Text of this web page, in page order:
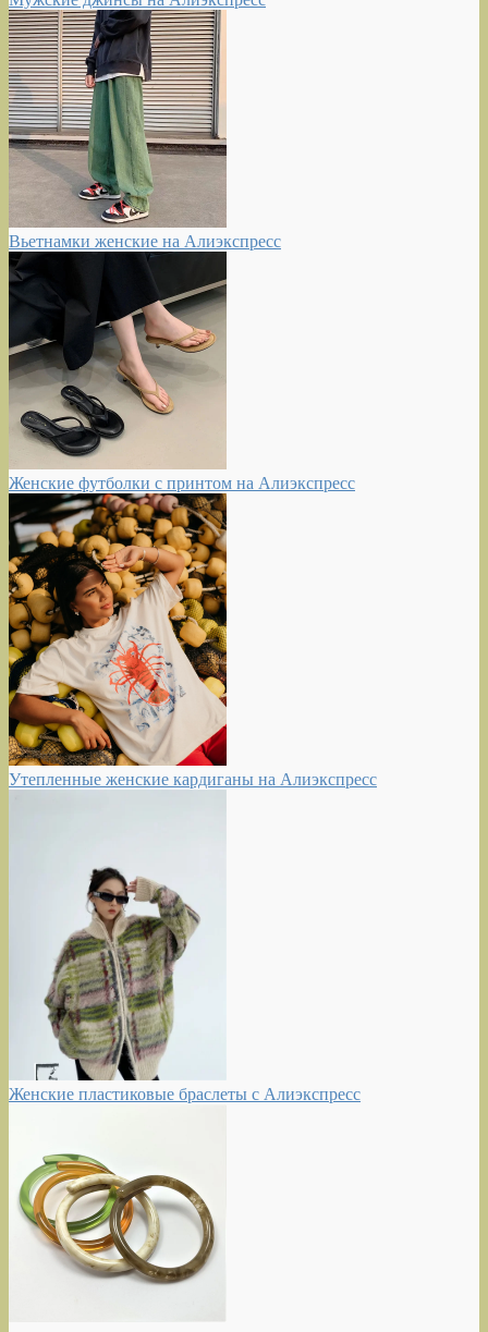
Вьетнамки женские на Алиэкспресс
Женские футболки с принтом на Алиэкспресс
Утепленные женские кардиганы на Алиэкспресс
Женские пластиковые браслеты с Алиэкспресс